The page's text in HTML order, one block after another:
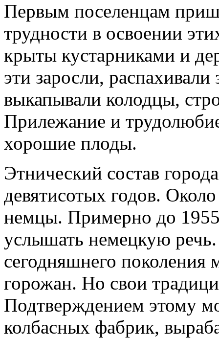
Первым поселенцам
трудности в освоении
крыты кустарниками и
эти заросли,
выкапывали колодцы,
Прилежание и
хорошие плоды.
Этнический состав
девятисотых годов.
немцы. Примерно до
услышать немецкую
сегодняшнего поколения
горожан. Но свои
Подтверждением этому
колбасных фабрик,